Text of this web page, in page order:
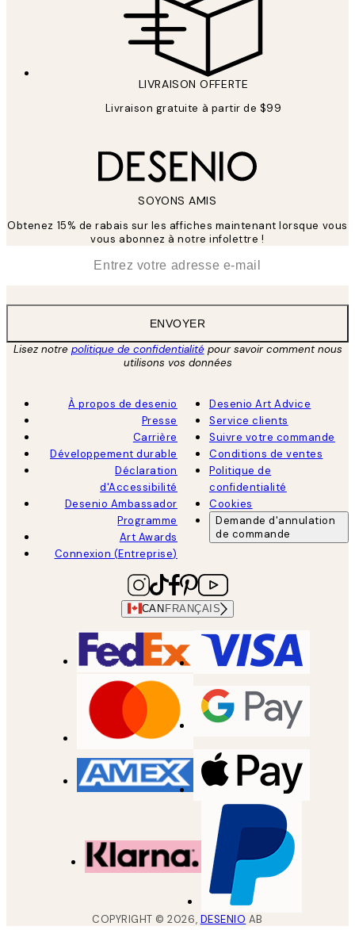
LIVRAISON OFFERTE
Livraison gratuite à partir de $99
SOYONS AMIS
Obtenez 15% de rabais sur les affiches maintenant lorsque vous
vous abonnez à notre infolettre !
ENVOYER
Lisez notre politique de confidentialitépour savoir comment nous
utilisons vos données
À propos de desenio
Presse
Carrière
Développement durable
Déclaration
d'Accessibilité
Desenio Ambassador
Programme
Art Awards
Connexion (Entreprise)
Desenio Art Advice
Service clients
Suivre votre commande
Conditions de ventes
Politique de
confidentialité
Cookies
Demande d'annulation
de commande
CAN FRANÇAIS
COPYRIGHT ©2026, DESENIO AB